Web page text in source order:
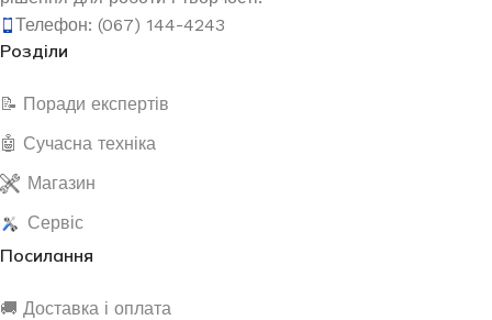
Телефон: (067) 144-4243
Розділи
📝 Поради експертів
🤖 Сучасна техніка
Магазин
Сервіс
Посилання
🚚 Доставка і оплата